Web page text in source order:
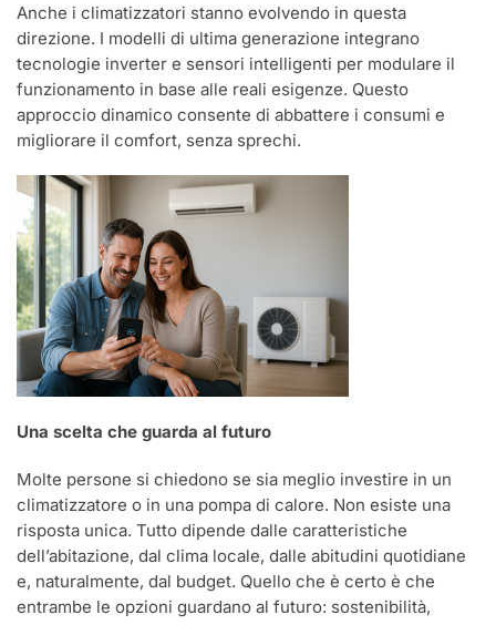
Anche i climatizzatori stanno evolvendo in questa
direzione. I modelli di ultima generazione integrano
tecnologie inverter e sensori intelligenti per modulare il
funzionamento in base alle reali esigenze. Questo
approccio dinamico consente di abbattere i consumi e
migliorare il comfort, senza sprechi.
Una scelta che guarda al futuro
Molte persone si chiedono se sia meglio investire in un
climatizzatore o in una pompa di calore. Non esiste una
risposta unica. Tutto dipende dalle caratteristiche
dell’abitazione, dal clima locale, dalle abitudini quotidiane
e, naturalmente, dal budget. Quello che è certo è che
entrambe le opzioni guardano al futuro: sostenibilità,